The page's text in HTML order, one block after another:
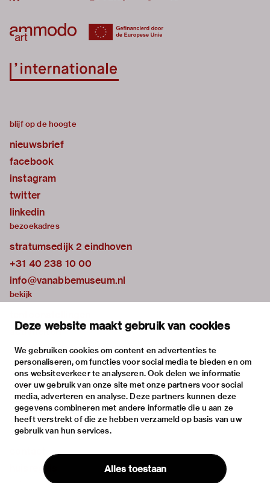
Deze website maakt gebruik van cookies
We gebruiken cookies om content en advertenties te
personaliseren, om functies voor social media te bieden en om
ons websiteverkeer te analyseren. Ook delen we informatie
over uw gebruik van onze site met onze partners voor social
media, adverteren en analyse. Deze partners kunnen deze
gegevens combineren met andere informatie die u aan ze
heeft verstrekt of die ze hebben verzameld op basis van uw
gebruik van hun services.
Alles toestaan
blijf op de hoogte
nieuwsbrief
facebook
instagram
twitter
linkedin
bezoekadres
stratumsedijk 2 eindhoven
+31 40 238 10 00
info@vanabbemuseum.nl
bekijk
activiteiten
praktische informatie
over
het museum
de collectie
fondsen & partners
huisregels